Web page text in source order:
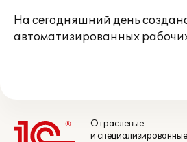
На сегодняшний день
автоматизированных
Отраслевые
и